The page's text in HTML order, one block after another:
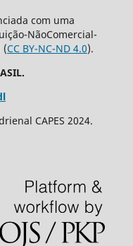
com uma
NãoComercial-
(CC BY-NC-ND 4.0).
CAPES 2024.